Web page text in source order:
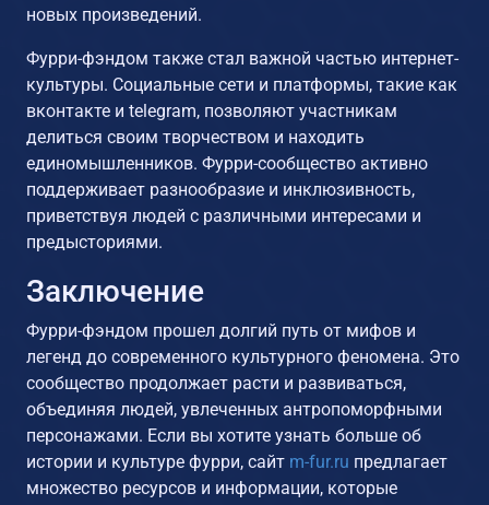
новых произведений.
Фурри-фэндом также стал важной частью интернет-
культуры. Социальные сети и платформы, такие как
вконтакте и telegram, позволяют участникам
делиться своим творчеством и находить
единомышленников. Фурри-сообщество активно
поддерживает разнообразие и инклюзивность,
приветствуя людей с различными интересами и
предысториями.
Заключение
Фурри-фэндом прошел долгий путь от мифов и
легенд до современного культурного феномена. Это
сообщество продолжает расти и развиваться,
объединяя людей, увлеченных антропоморфными
персонажами. Если вы хотите узнать больше об
истории и культуре фурри, сайт m-fur.ru предлагает
множество ресурсов и информации, которые